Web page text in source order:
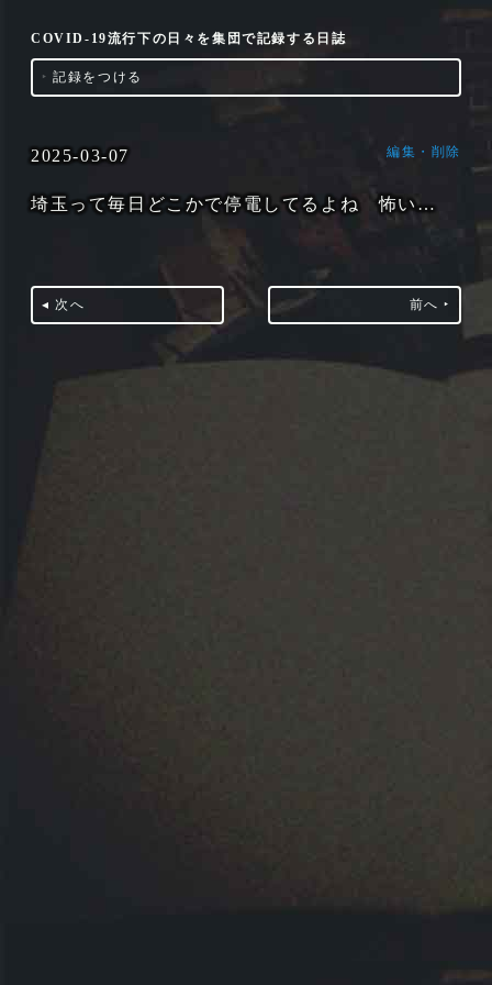
COVID-19流行下の日々を集団で記録する日誌
‣ 記録をつける
2025-03-07 編集・削除
埼玉って毎日どこかで停電してるよね 怖い…
◂ 次へ 前へ ‣